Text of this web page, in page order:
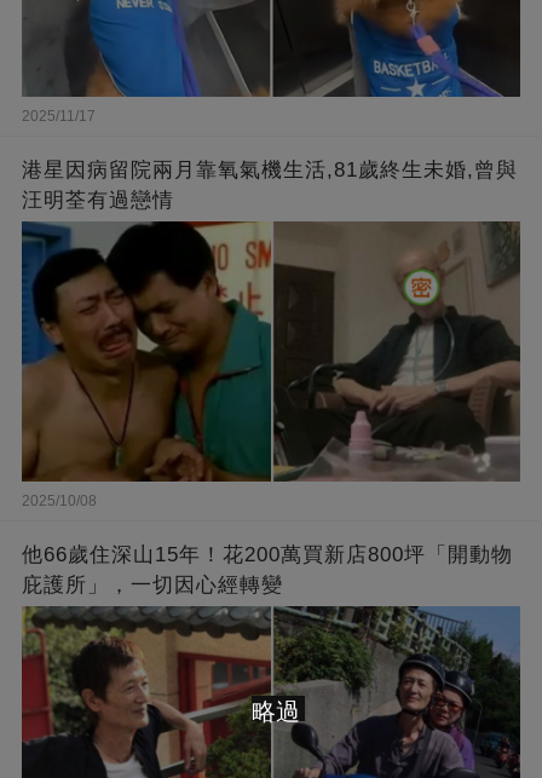
2025/11/17
港星因病留院兩月靠氧氣機生活,81歲終生未婚,曾與
汪明荃有過戀情
2025/10/08
他66歲住深山15年！花200萬買新店800坪「開動物
庇護所」，一切因心經轉變
略過